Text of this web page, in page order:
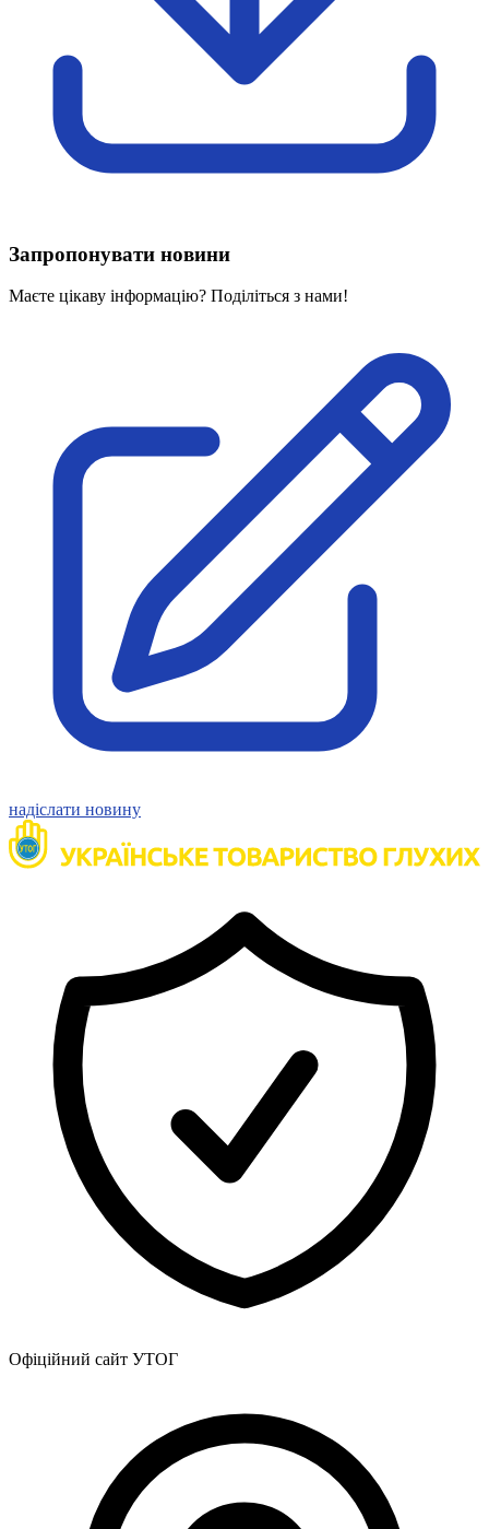
Харківська область
Херсонська область
Хмельницька область
Черкаська область
Чернігівська область
Особи відповідальні за контактування з
Дитяча сторінка
Новини про жестову мову
Ресурс для вивчення жестових мов різних країн
Медична термінологія жестовою мовою
Нормативна база УТОГ
Конвенція ООН
Законодавство
Декларації
Документи ВФГ
Міжнародні документи
Запропонувати новини
Маєте цікаву інформацію? Поділіться з нами!
надіслати новину
Офіційний сайт УТОГ